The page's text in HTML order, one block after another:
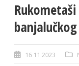
16 11 2023